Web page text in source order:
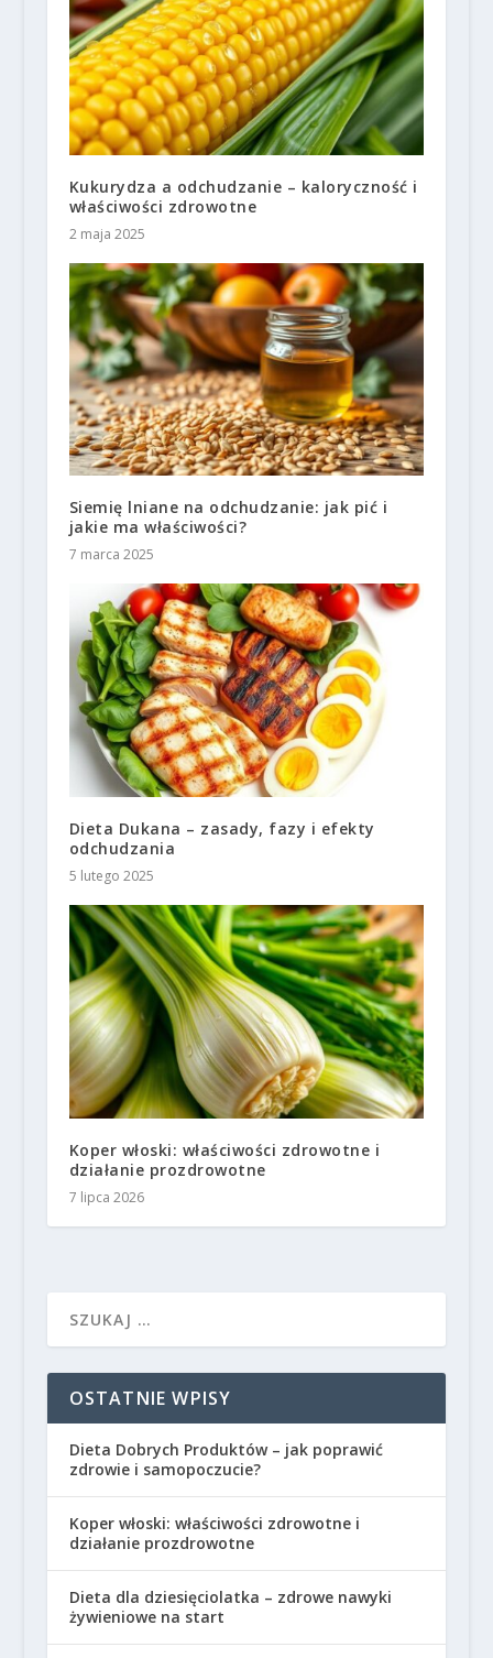
Kukurydza a odchudzanie – kaloryczność i
właściwości zdrowotne
2 maja 2025
Siemię lniane na odchudzanie: jak pić i
jakie ma właściwości?
7 marca 2025
Dieta Dukana – zasady, fazy i efekty
odchudzania
5 lutego 2025
Koper włoski: właściwości zdrowotne i
działanie prozdrowotne
7 lipca 2026
OSTATNIE WPISY
Dieta Dobrych Produktów – jak poprawić
zdrowie i samopoczucie?
Koper włoski: właściwości zdrowotne i
działanie prozdrowotne
Dieta dla dziesięciolatka – zdrowe nawyki
żywieniowe na start